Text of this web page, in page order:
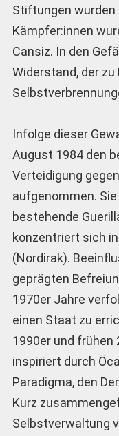
Stiftungen wurden
Kämpfer:innen
Cansiz. In den
Widerstand, der
Infolge dieser
August 1984 den
Verteidigung
aufgenommen.
bestehende
konzentriert sich
(Nordirak).
geprägten
1970er Jahre
einen Staat zu
1990er und frühen
inspiriert durch
Paradigma, den
Kurz
Selbstverwaltung